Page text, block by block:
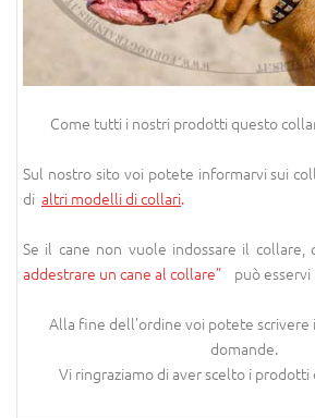
Come tutti i nostri prodotti questo
Sul nostro sito voi potete informarvi sui
di altri modelli di collari.
Se il cane non vuole indossare il collare,
addestrare un cane al collare”
può
Alla fine dell’ordine voi potete scrivere
domande.
Vi ringraziamo di aver scelto i prodotti